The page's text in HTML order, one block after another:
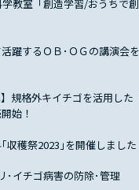
教室「創造学習/おうちで
躍するＯＢ･ＯＧの講演会
】規格外キイチゴを活用した
始！
収穫祭2023｣を開催しました
･イチゴ病害の防除･管理